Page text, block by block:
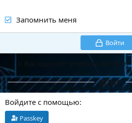
Запомнить меня
Войти
У Вас ещё нет учётной записи?
или
Войдите с помощью
Passkey